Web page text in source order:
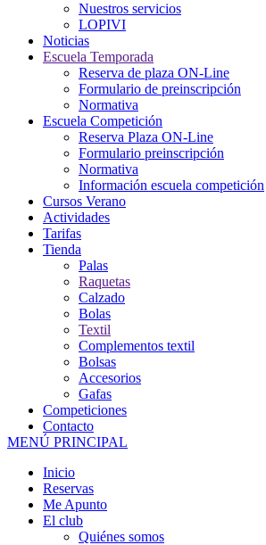
Nuestros servicios
LOPIVI
Noticias
Escuela Temporada
Reserva de plaza ON-Line
Formulario de preinscripción
Normativa
Escuela Competición
Reserva Plaza ON-Line
Formulario preinscripción
Normativa
Información escuela competición
Cursos Verano
Actividades
Tarifas
Tienda
Palas
Raquetas
Calzado
Bolas
Textil
Complementos textil
Bolsas
Accesorios
Gafas
Competiciones
Contacto
MENÚ PRINCIPAL
Inicio
Reservas
Me Apunto
El club
Quiénes somos